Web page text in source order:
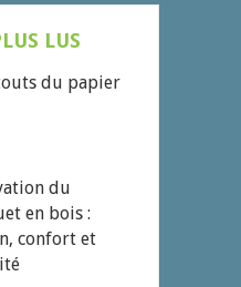
LUS
du papier
du
en bois :
confort et